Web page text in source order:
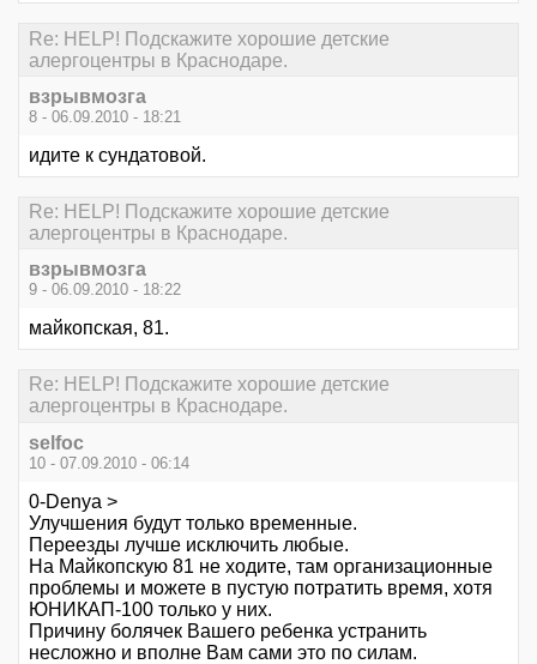
Re: HELP! Подскажите хорошие детские
алергоцентры в Краснодаре.
взрывмозга
8 - 06.09.2010 - 18:21
идите к сундатовой.
Re: HELP! Подскажите хорошие детские
алергоцентры в Краснодаре.
взрывмозга
9 - 06.09.2010 - 18:22
майкопская, 81.
Re: HELP! Подскажите хорошие детские
алергоцентры в Краснодаре.
selfoc
10 - 07.09.2010 - 06:14
0-Denya >
Улучшения будут только временные.
Переезды лучше исключить любые.
На Майкопскую 81 не ходите, там организационные
проблемы и можете в пустую потратить время, хотя
ЮНИКАП-100 только у них.
Причину болячек Вашего ребенка устранить
несложно и вполне Вам сами это по силам.